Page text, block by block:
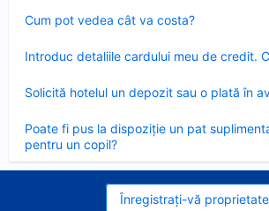
Cum pot vedea cât va costa?
închis
Introduc detaliile cardului meu de credit.
închis
Solicită hotelul un depozit sau o plată în
închis
Poate fi pus la dispoziție un pat
pentru un copil?
închis
Înregistrați-vă